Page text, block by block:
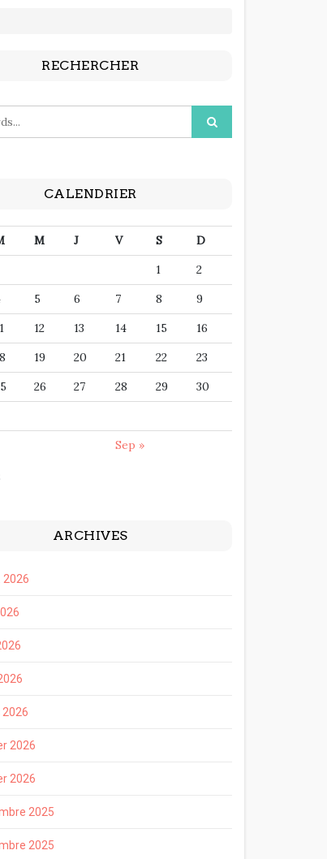
RECHERCHER
CALENDRIER
M J V S
D
1
2
5 6 7 8
9
12 13 14 15
16
19 20 21 22
23
26 27 28 29
30
Sep »
ARCHIVES
2026
2026
2025
2025